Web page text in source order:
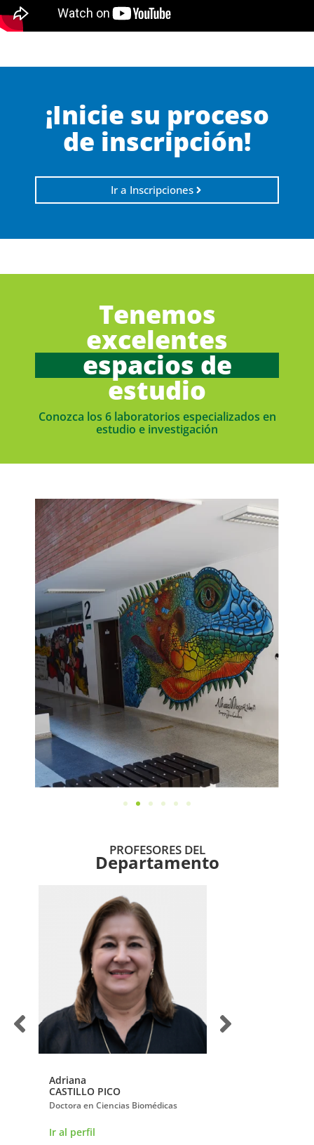
¡Inicie su proceso
de inscripción!
Ir a Inscripciones
Tenemos
excelentes
espacios de
estudio
Conozca los 6 laboratorios especializados en
estudio e investigación
PROFESORES DEL
Departamento
Adriana
CASTILLO PICO
Doctora en Ciencias Biomédicas
Ir al perfil